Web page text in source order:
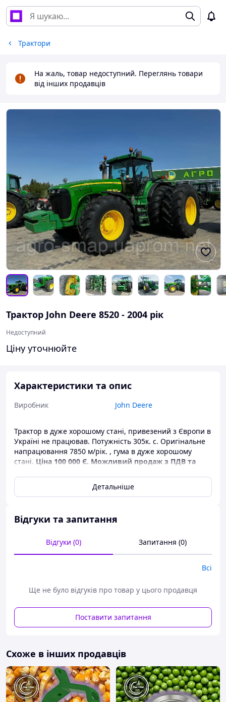
Трактори
На жаль, товар недоступний. Переглянь товари
від інших продавців
Трактор John Deere 8520 - 2004 рік
Недоступний
Ціну уточнюйте
Характеристики та опис
Виробник John Deere
Трактор в дуже хорошому стані, привезений з Європи в
Україні не працював. Потужність 305к. с. Оригінальне
напрацювання 7850 м/рік. , гума в дуже хорошому
стані. Ціна 100 000 Є. Можливий продаж з ПДВ та
Детальніше
Відгуки та запитання
Відгуки (0) Запитання (0)
Всі
Ще не було відгуків про товар у цього продавця
Поставити запитання
Схоже в інших продавців